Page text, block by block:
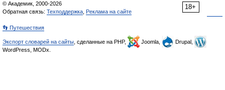
18+
© Академик, 2000-2026
Обратная связь: Техподдержка Реклама на сайте
👣 Путешествия
Экспорт словарей на сайты , сделанные на PHP, Joomla,
Drupal,
WordPress, MODx.